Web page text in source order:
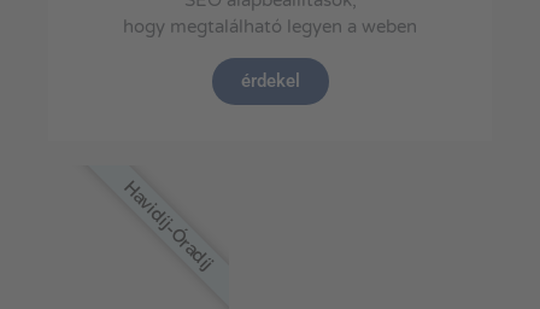
hogy megtalálható legyen a weben
érdekel
Havidíj-Óradíj